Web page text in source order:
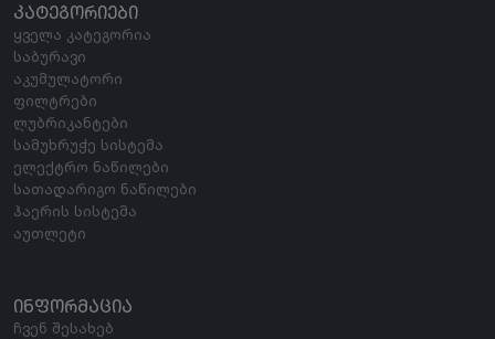
ᲙᲐᲢᲔᲒᲝᲠᲘᲔᲑᲘ
ყველა კატეგორია
საბურავი
აკუმულატორი
ფილტრები
ლუბრიკანტები
სამუხრუჭე სისტემა
ელექტრო ნაწილები
სათადარიგო ნაწილები
ჰაერის სისტემა
აუთლეტი
ᲘᲜᲤᲝᲠᲛᲐᲪᲘᲐ
ჩვენ შესახებ